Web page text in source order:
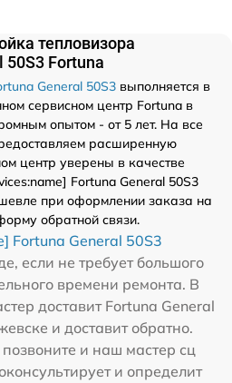
тепловизора
50S3 Fortuna
General 50S3 выполняется в
сервисном центр Fortuna в
опытом - от 5 лет. На все
расширенную
центр уверены в качестве
Fortuna General 50S3
при оформлении заказа на
обратной связи.
Fortuna General 50S3
если не требует большого
времени ремонта. В
доставит Fortuna General
и доставит обратно.
и наш мастер сц
и определит